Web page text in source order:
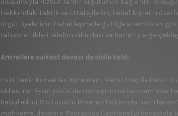
oluşumuyla Hizbut Tahrir örgütünün bağlantılı
hakkındaki taktik ve stratejilerini, hedef kişilerin özel
örgüt üyelerinin haberleşmede gizliliğe azami özen
tahsis ettikleri telefon cihazları ve hatlarıyla
Amirallere suikast davası da sivile kaldı
Eski Deniz Kuvvetleri Komutanı Metin Ataç ile Deniz
iddiasına ilişkin yürütülen soruşturma kapsamında
kabul edildi. 9’u tutuklu 19 sanık hakkında
mahkeme, davanın Poyrazköy Cephaneliği